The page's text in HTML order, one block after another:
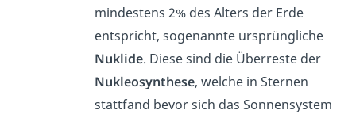
mindestens 2% des Alters der Erde
entspricht, sogenannte ursprüngliche
Nuklide. Diese sind die Überreste der
Nukleosynthese, welche in Sternen
stattfand bevor sich das Sonnensystem